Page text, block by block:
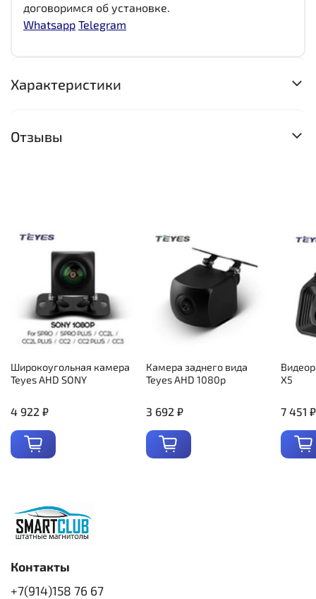
договоримся об установке.
Whatsapp Telegram
Характеристики
Отзывы
Широкоугольная камера
Teyes AHD SONY
4 922 ₽
Камера заднего вида
Teyes AHD 1080p
3 692 ₽
X5
7 451 ₽
Контакты
+7(914)158 76 67